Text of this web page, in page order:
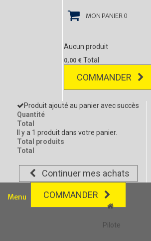
MON PANIER 0
Aucun produit
0,00 € Total
COMMANDER
Produit ajouté au panier avec succès
Quantité
Total
Il y a 1 produit dans votre panier.
Total produits
Total
Continuer mes achats
COMMANDER
Menu
Pilote